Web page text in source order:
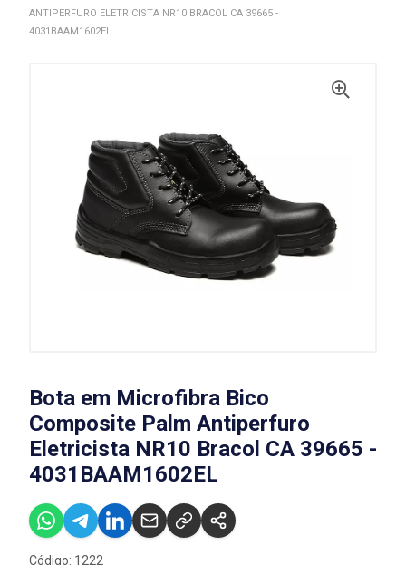
ANTIPERFURO ELETRICISTA NR10 BRACOL CA 39665 -
4031BAAM1602EL
Bota em Microfibra Bico
Composite Palm Antiperfuro
Eletricista NR10 Bracol CA 39665 -
4031BAAM1602EL
Código: 1222